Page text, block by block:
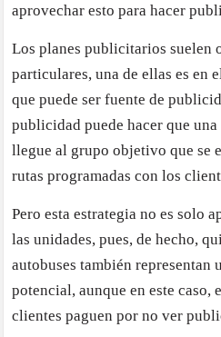
aprovechar esto para hacer
Los planes publicitarios suelen
particulares, una de ellas es en
que puede ser fuente de
publicidad puede hacer que una
llegue al grupo objetivo que se
rutas programadas con los
Pero esta estrategia no es solo
las unidades, pues, de hecho,
autobuses también
potencial, aunque en este caso,
clientes paguen por no ver